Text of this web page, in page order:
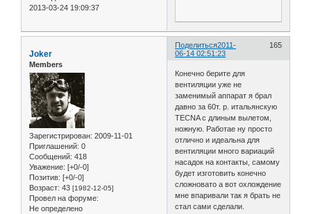
2013-03-24 19:09:37
Поделиться 165
2011-
06-14 02:51:23
Joker
Members
Зарегистрирован: 2009-11-01
Приглашений: 0
Сообщений: 418
Уважение: [+0/-0]
Позитив: [+0/-0]
Возраст: 43 [1982-12-05]
Провел на форуме:
Не определено
Конечно берите для
вентиляции уже не
заменимый аппарат я брал
давно за 60т. р. итальянскую
TECNA с длиным вылетом,
ножную. Работае ну просто
отлично и идеальна для
вентиляции много вариаций
насадок на контакты, самому
будет изготовить конечно
сложновато а вот охлождение
мне впаривали так я брать не
стал сами сделали.